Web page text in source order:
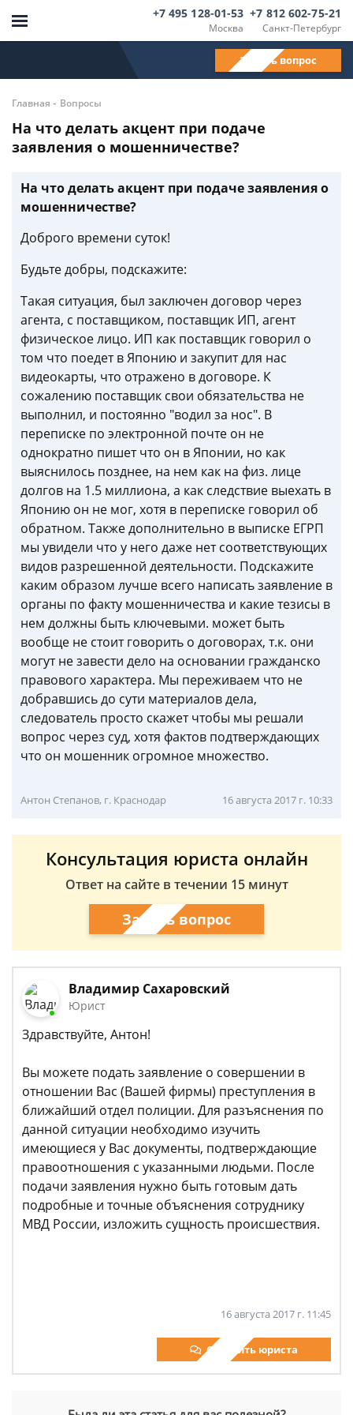
Москва
+7 495 128-01-53
Санкт-Петербург
+7 812 602-75-21
Задать вопрос
Главная - Вопросы
На что делать акцент при подаче
заявления о мошенничестве?
На что делать акцент при подаче заявления о
мошенничестве?
Доброго времени суток!
Будьте добры, подскажите:
Такая ситуация, был заключен договор через
агента, с поставщиком, поставщик ИП, агент
физическое лицо. ИП как поставщик говорил о
том что поедет в Японию и закупит для нас
видеокарты, что отражено в договоре. К
сожалению поставщик свои обязательства не
выполнил, и постоянно "водил за нос". В
переписке по электронной почте он не
однократно пишет что он в Японии, но как
выяснилось позднее, на нем как на физ. лице
долгов на 1.5 миллиона, а как следствие выехать в
Японию он не мог, хотя в переписке говорил об
обратном. Также дополнительно в выписке ЕГРП
мы увидели что у него даже нет соответствующих
видов разрешенной деятельности. Подскажите
каким образом лучше всего написать заявление в
органы по факту мошенничества и какие тезисы в
нем должны быть ключевыми. может быть
вообще не стоит говорить о договорах, т.к. они
могут не завести дело на основании гражданско
правового характера. Мы переживаем что не
добравшись до сути материалов дела,
следователь просто скажет чтобы мы решали
вопрос через суд, хотя фактов подтверждающих
что он мошенник огромное множество.
Антон Степанов, г. Краснодар 16 августа 2017 г. 10:33
Консультация юриста онлайн
Ответ на сайте в течении 15 минут
Задать вопрос
Владимир Сахаровский
Юрист
Здравствуйте, Антон!
Вы можете подать заявление о совершении в
отношении Вас (Вашей фирмы) преступления в
ближайший отдел полиции. Для разъяснения по
данной ситуации необходимо изучить
имеющиеся у Вас документы, подтверждающие
правоотношения с указанными людьми. После
подачи заявления нужно быть готовым дать
подробные и точные объяснения сотруднику
МВД России, изложить сущность происшествия.
16 августа 2017 г. 11:45
Спросить юриста